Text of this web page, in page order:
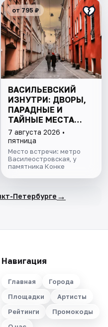
от 795 ₽
ВАСИЛЬЕВСКИЙ
ИЗНУТРИ: ДВОРЫ,
ПАРАДНЫЕ И
ТАЙНЫЕ МЕСТА
ОСТРОВА
7 августа 2026 •
пятница
Место встречи: метро
Василеостровская, у
памятника Конке
Петербурге →
Навигация
Главная
Города
Площадки
Артисты
Рейтинги
Промокоды